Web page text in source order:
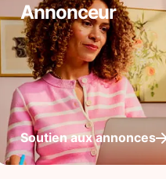
Annonceur
Soutien aux annonces